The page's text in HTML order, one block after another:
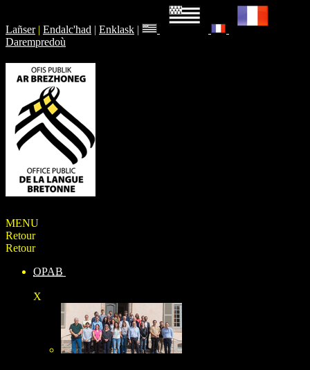
Lañser | Endalc'had | Enklask |
Darempredoù
MENU
Retour
Retour
OPAB
X